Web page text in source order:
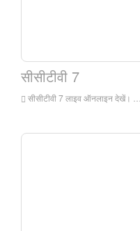
सीसीटीवी 7
सीसीटीवी 7 लाइव ऑनलाइन देखें। सीसीटीवी 7 लाइव प्रसारण मूल रूप से चीन के केंद्रीय टेलीविजन के बच्चों, सैन्य, कृषि और विज्ञान और प्रौद्योगिकी चैनल था। यह चीन सेंट्रल टेलीविजन के स्वामित्व वाले मंदारिन में प्रसारित एक सार्वजनिक सेवा चैनल है।